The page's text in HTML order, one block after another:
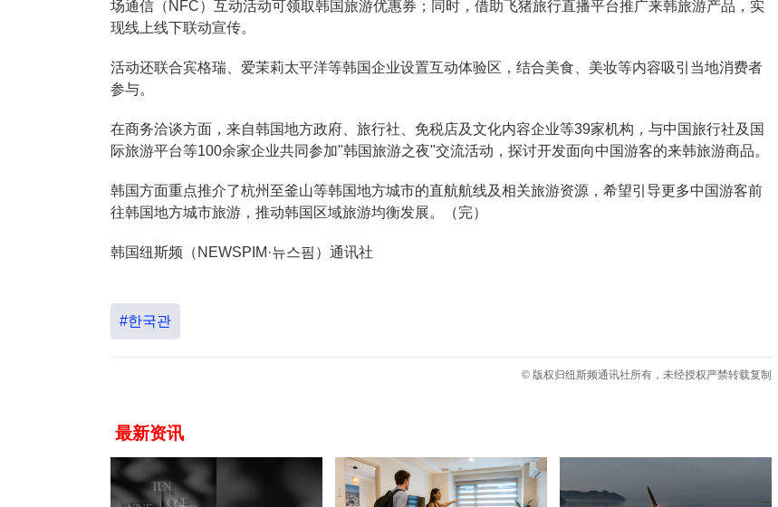
场通信（NFC）互动活动可领取韩国旅游优惠券；同时，借助飞猪旅行直播平台推广来韩旅游产品，实
现线上线下联动宣传。
活动还联合宾格瑞、爱茉莉太平洋等韩国企业设置互动体验区，结合美食、美妆等内容吸引当地消费者
参与。
在商务洽谈方面，来自韩国地方政府、旅行社、免税店及文化内容企业等39家机构，与中国旅行社及国
际旅游平台等100余家企业共同参加"韩国旅游之夜"交流活动，探讨开发面向中国游客的来韩旅游商品。
韩国方面重点推介了杭州至釜山等韩国地方城市的直航航线及相关旅游资源，希望引导更多中国游客前
往韩国地方城市旅游，推动韩国区域旅游均衡发展。（完）
韩国纽斯频（NEWSPIM·뉴스핌）通讯社
#한국관
© 版权归纽斯频通讯社所有，未经授权严禁转载复制
最新资讯